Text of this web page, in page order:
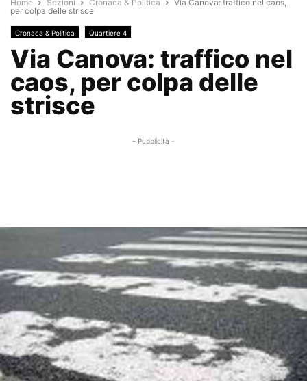
Home Sezioni Cronaca & Politica
Via Canova: traffico nel caos,
per colpa delle strisce
Cronaca & Politica Quartiere 4
Via Canova: traffico nel
caos, per colpa delle
strisce
- Pubblicità -